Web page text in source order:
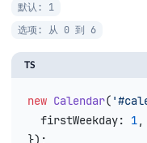
默认: 1
选项: 从 0 到 6
TS
new Calendar(
  firstWeekday
: 1,
});